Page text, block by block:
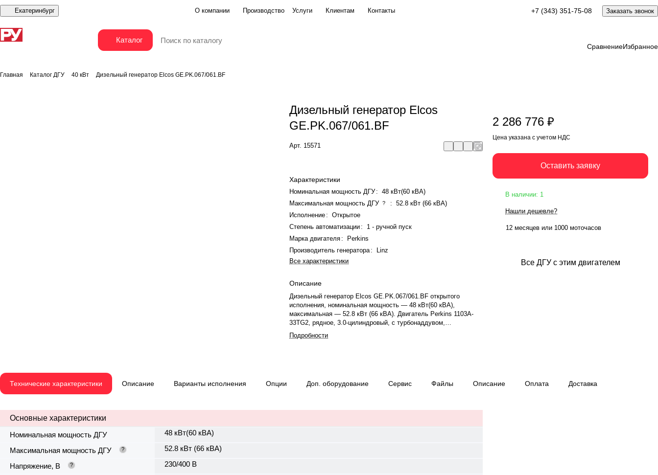
Екатеринбург О компании Производство Услуги Клиентам Контакты +7 (343) 351-75-08 Заказать звонок
Каталог
СравнениеИзбранное
Главная Каталог ДГУ 40 кВт Дизельный генератор Elcos GE.PK.067/061.BF
Дизельный генератор Elcos
GE.PK.067/061.BF
Арт. 15571
Дизельный генератор Elcos GE.PK.067/061.BF Оставить заявку
Характеристики
Номинальная мощность ДГУ:
48 кВт(60 кВА)
Максимальная мощность ДГУ ? :
52.8 кВт (66 кВА)
Исполнение :
Открытое
Степень автоматизации :
1 - ручной пуск
Марка двигателя :
Perkins
Производитель генератора:
Linz
Все характеристики
Описание
Дизельный генератор Elcos GE.PK.067/061.BF открытого
исполнения, номинальная мощность — 48 кВт(60 кВА),
максимальная — 52.8 кВт (66 кВА). Двигатель Perkins 1103A-
33TG2, рядное, 3.0-цилиндровый, с турбонаддувом,
электронный регулятором оборотов. Система охлаждения —
жидкостная. Частота вращения — 1500 об/мин. Генератор
габариты: 2000×1000×1520 мм. Производство: Италия, гарантия
Подробности
2 286 776 ₽
Цена указана с учетом НДС
Оставить заявку
В наличии: 1
Нашли дешевле?
12 месяцев или 1000 моточасов
Все ДГУ с этим двигателем
Технические характеристики Описание Варианты исполнения Опции Доп. оборудование Сервис Файлы Описание Оплата Доставка
Основные характеристики
Номинальная мощность ДГУ
48 кВт(60 кВА)
Максимальная мощность ДГУ ? 52.8 кВт (66 кВА)
Напряжение, В ? 230/400 В